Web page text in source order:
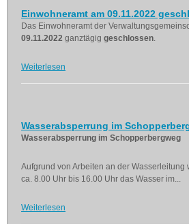
Einwohneramt am 09.11.2022
Das Einwohneramt der
09.11.2022 ganztägig geschlossen.
Weiterlesen
Wasserabsperrung im
Wasserabsperrung im Schopperbergweg
Aufgrund von Arbeiten an der Wasserleitung
ca. 8.00 Uhr bis 16.00 Uhr das Wasser im...
Weiterlesen